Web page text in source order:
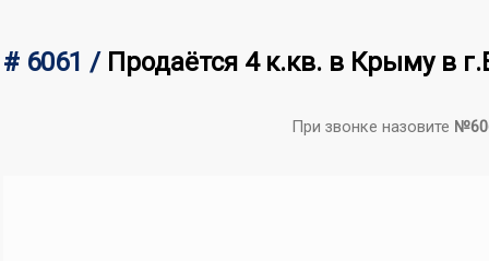
# 6061 / Продаётся 4 к.кв. в Крыму в
При звонке назовите